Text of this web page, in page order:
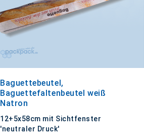
Baguettebeutel,
Baguettefaltenbeutel weiß
Natron
12+5x58cm mit Sichtfenster
'neutraler Druck'